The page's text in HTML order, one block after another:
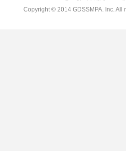
Copyright © 2014 GDSSMPA. Inc. All